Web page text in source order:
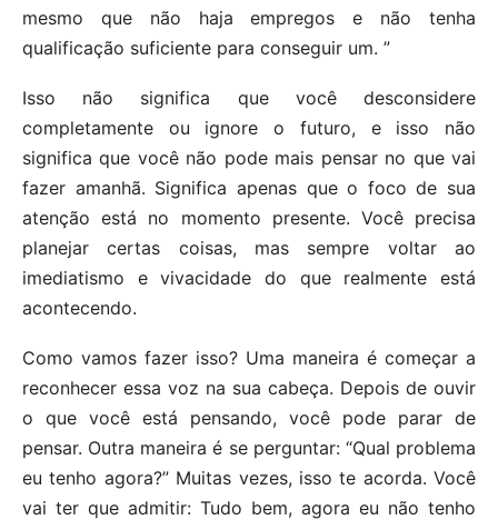
mesmo que não haja empregos e não tenha
qualificação suficiente para conseguir um. ”
Isso não significa que você desconsidere
completamente ou ignore o futuro, e isso não
significa que você não pode mais pensar no que vai
fazer amanhã. Significa apenas que o foco de sua
atenção está no momento presente. Você precisa
planejar certas coisas, mas sempre voltar ao
imediatismo e vivacidade do que realmente está
acontecendo.
Como vamos fazer isso? Uma maneira é começar a
reconhecer essa voz na sua cabeça. Depois de ouvir
o que você está pensando, você pode parar de
pensar. Outra maneira é se perguntar: “Qual problema
eu tenho agora?” Muitas vezes, isso te acorda. Você
vai ter que admitir: Tudo bem, agora eu não tenho